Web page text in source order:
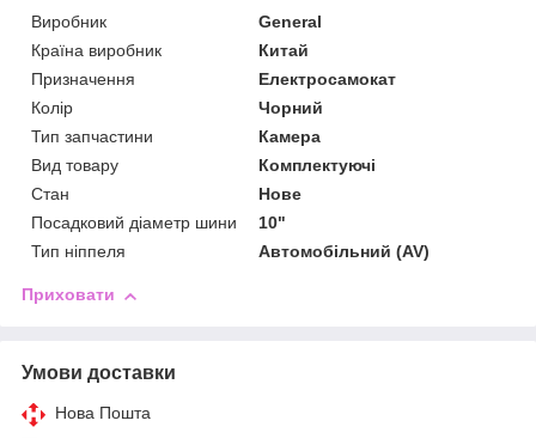
Виробник
General
Країна виробник
Китай
Призначення
Електросамокат
Колір
Чорний
Тип запчастини
Камера
Вид товару
Комплектуючі
Стан
Нове
Посадковий діаметр шини
10"
Тип ніппеля
Автомобільний (AV)
Приховати
Умови доставки
Нова Пошта